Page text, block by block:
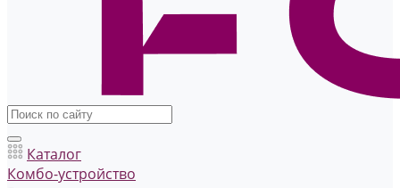
Каталог
Комбо-устройство